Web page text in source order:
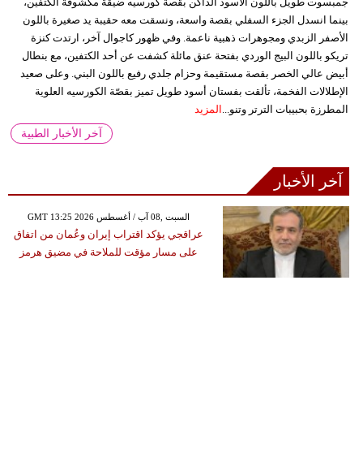
بينما انسدل الجزء السفلي بقصة واسعة، ونسقت معه حقيبة يد صغيرة باللون
الأصفر الزبدي ومجوهرات ذهبية ناعمة. وفي ظهور كاجوال آخر، ارتدت كنزة
تريكو باللون البيج الوردي بفتحة عنق مائلة كشفت عن أحد الكتفين، مع بنطال
أبيض عالي الخصر بقصة مستقيمة وحزام جلدي رفيع باللون البني. وعلى صعيد
الإطلالات الفخمة، تألقت بفستان أسود طويل تميز بقصّة الكورسيه العلوية
المطرزة بحبيبات الترتر وتنو... المزيد
آخر الأخبار الطبية
آخر الأخبار
GMT 13:25 2026 السبت ,08 آب / أغسطس
عراقجي يؤكد اقتراب إيران وعُمان من اتفاق
على مسار مؤقت للملاحة في مضيق هرمز